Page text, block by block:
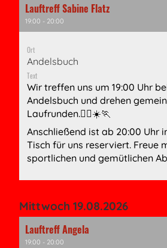
Lauftreff Sabine Flatz
19:00 - 20:00
Ort
Andelsbuch
Text
Wir treffen uns um 19:00 Uhr
Andelsbuch und drehen
Laufrunden.🏃‍♀️☀️🏃
Anschließend ist ab 20:00 Uhr
Tisch für uns reserviert. Freue
sportlichen und gemütlichen
Mittwoch 19.08.2026
Lauftreff Angela
19:00 - 20:00